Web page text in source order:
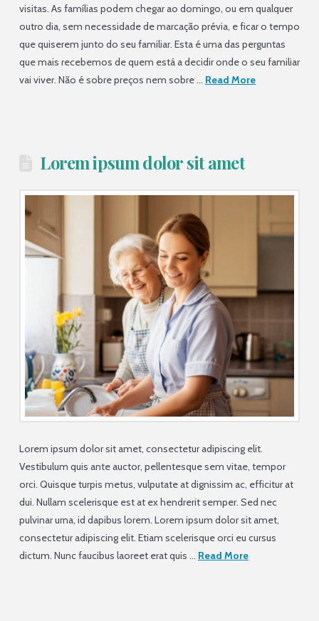
visitas. As famílias podem chegar ao domingo, ou em qualquer
outro dia, sem necessidade de marcação prévia, e ficar o tempo
que quiserem junto do seu familiar. Esta é uma das perguntas
que mais recebemos de quem está a decidir onde o seu familiar
vai viver. Não é sobre preços nem sobre … Read More
Lorem ipsum dolor sit amet
Lorem ipsum dolor sit amet, consectetur adipiscing elit.
Vestibulum quis ante auctor, pellentesque sem vitae, tempor
orci. Quisque turpis metus, vulputate at dignissim ac, efficitur at
dui. Nullam scelerisque est at ex hendrerit semper. Sed nec
pulvinar urna, id dapibus lorem. Lorem ipsum dolor sit amet,
consectetur adipiscing elit. Etiam scelerisque orci eu cursus
dictum. Nunc faucibus laoreet erat quis … Read More